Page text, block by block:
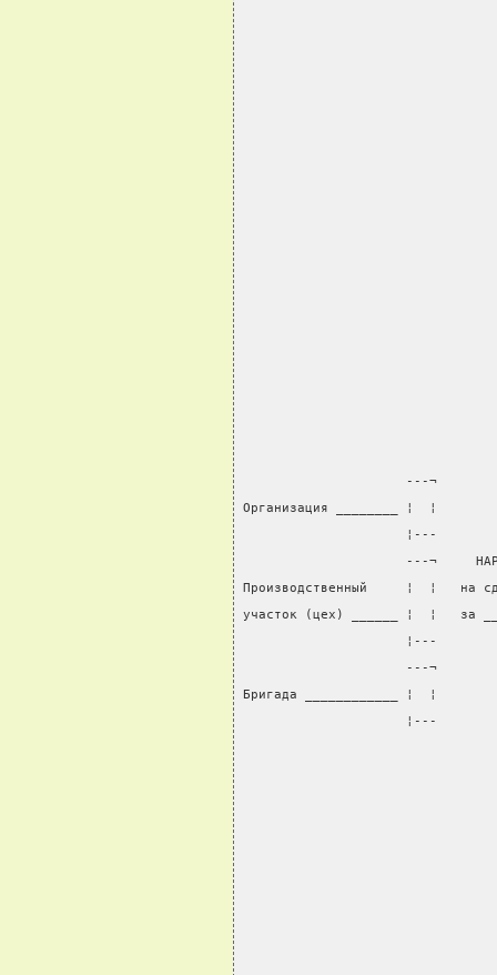
                     ---¬
Организация ________ ¦  ¦
                     ¦---
---¬
Производственный     ¦  ¦   на
участок (цех) ______ ¦  ¦   за
                     ¦---
---¬
Бригада ____________ ¦  ¦
¦---